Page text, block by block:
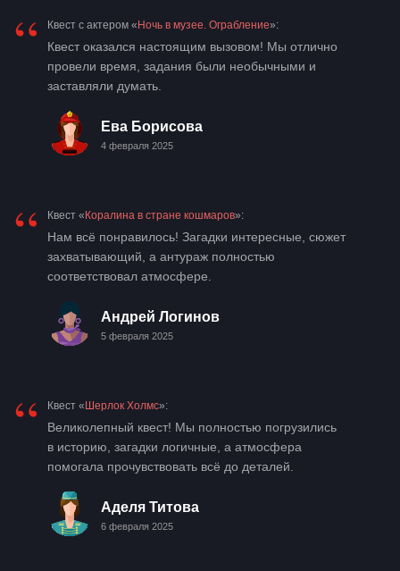
“ Квест с актером «Ночь в музее. Ограбление»:
Квест оказался настоящим вызовом! Мы отлично
провели время, задания были необычными и
заставляли думать.
Ева Борисова
4 февраля 2025
“ Квест «Коралина в стране кошмаров»:
Нам всё понравилось! Загадки интересные, сюжет
захватывающий, а антураж полностью
соответствовал атмосфере.
Андрей Логинов
5 февраля 2025
“ Квест «Шерлок Холмс»:
Великолепный квест! Мы полностью погрузились
в историю, загадки логичные, а атмосфера
помогала прочувствовать всё до деталей.
Аделя Титова
6 февраля 2025